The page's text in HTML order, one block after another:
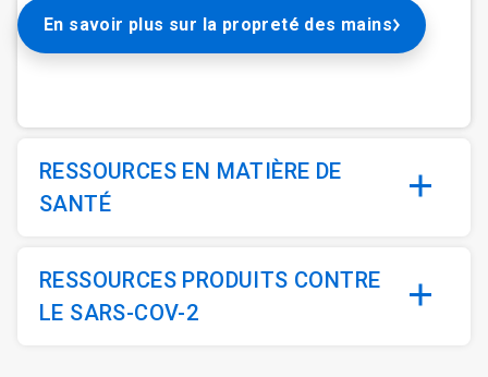
En savoir plus sur la propreté des mains
RESSOURCES EN MATIÈRE DE
SANTÉ
RESSOURCES PRODUITS CONTRE
LE SARS-COV-2